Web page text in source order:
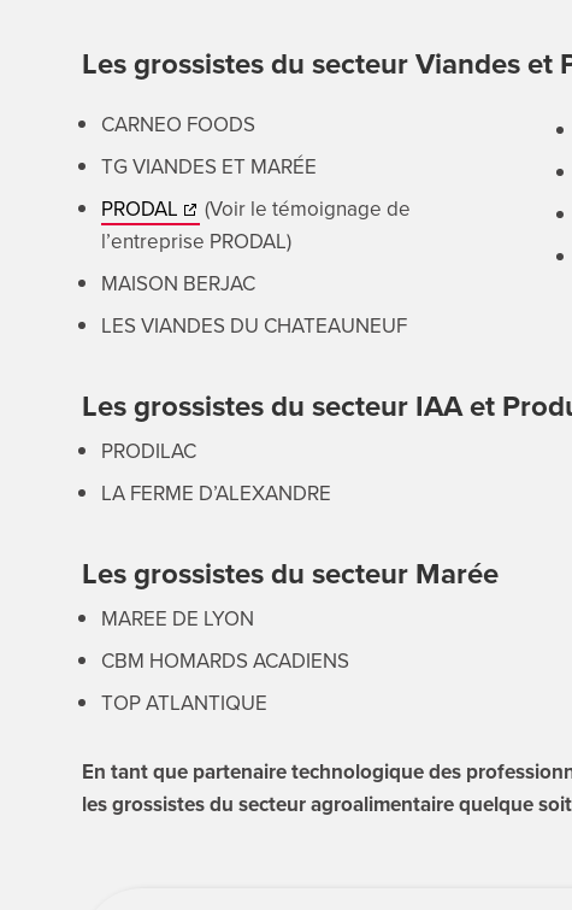
Les grossistes du secteur Viandes et
CARNEO FOODS
TG VIANDES ET MARÉE
PRODAL
(Voir le témoignage de
l’entreprise PRODAL)
MAISON BERJAC
LES VIANDES DU CHATEAUNEUF
Les grossistes du secteur IAA et
PRODILAC
LA FERME D’ALEXANDRE
Les grossistes du secteur Marée
MAREE DE LYON
CBM HOMARDS ACADIENS
TOP ATLANTIQUE
En tant que partenaire technologique des
les grossistes du secteur agroalimentaire quelque